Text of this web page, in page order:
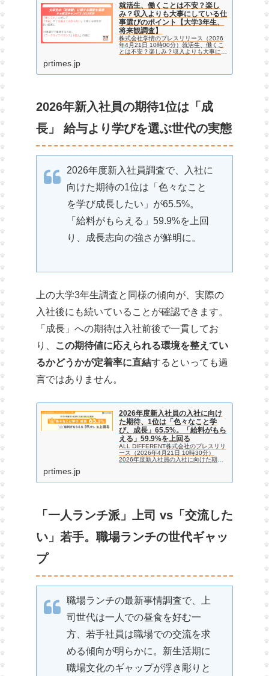
就活生、働くことは不安？楽し
み？収入よりも大事にしている仕
事選びのポイント【大学3年生、
将来観調査】
株式会社学情のプレスリリース（2026
年4月21日 10時00分）就活生、働くこ
とは不安？楽しみ？収入よりも大事にし
prtimes.jp
2026年新入社員の期待1位は「成
長」 給与より学びを選ぶ世代の実態
2026年度新入社員調査で、入社に
向けた期待の1位は「色々なこと
を学び成長したい」が65.5%。
「給料がもらえる」59.9%を上回
り、成長志向の強さが鮮明に。
上の大学3年生調査と同様の傾向が、実際の
入社後にも続いていることが確認できます。
「成長」への期待は入社前後で一貫してお
り、
この期待値に応えられる環境を整えてい
るかどうかが定着率に直結するといっても過
言ではありません。
2026年度新入社員の入社に向け
た期待、1位は「色々なこと学
び、成長」65.5%。「給料がもら
える」59.9%を上回る
ALL DIFFERENT株式会社のプレスリリ
ース（2026年4月21日 10時30分）
2026年度新入社員の入社に向けた期
prtimes.jp
「一人ランチ派」上司 vs「交流した
い」若手。職場ランチの世代ギャッ
プ
職場ランチの最新事情調査で、上
司世代は一人での昼食を好む一
方、若手社員は職場での交流を求
める傾向が明らかに。新生活期に
職場文化のギャップが浮き彫りと